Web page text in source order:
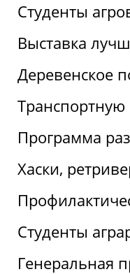
Студенты
Выставка
Деревенское
Транспортную
Программа
Хаски,
Студенты
Генеральная